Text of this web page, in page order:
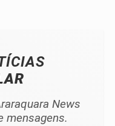
News
mensagens.